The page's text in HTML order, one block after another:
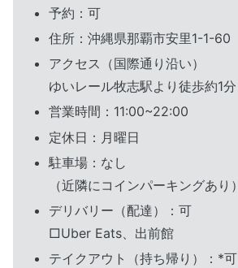
予約：可
住所：沖縄県那覇市安里1-1-60
アクセス（国際通り沿い）
ゆいレール牧志駅より徒歩約1分
営業時間：11:00~22:00
定休日：月曜日
駐車場：なし
（近隣にコインパーキングあり）
デリバリー（配達）：可
□Uber Eats、出前館
テイクアウト（持ち帰り）：*可